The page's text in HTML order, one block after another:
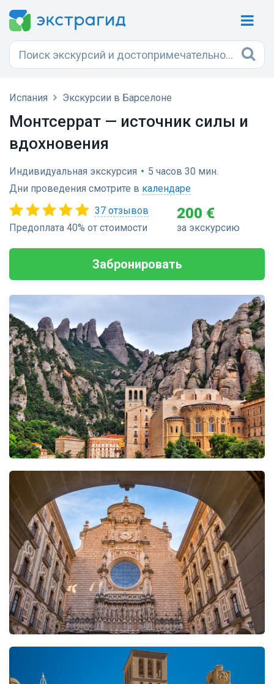
Испания Экскурсии в Барселоне
Монтсеррат — источник силы и
вдохновения
Индивидуальная экскурсия • 5 часов 30 мин.
Дни проведения смотрите в календаре
37 отзывов
Предоплата 40% от стоимости
200 €
за экскурсию
Забронировать